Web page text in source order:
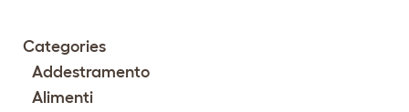
Categories
Addestramento
Alimenti